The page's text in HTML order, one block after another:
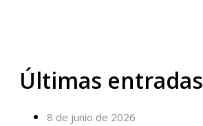
Últimas entradas
8 de junio de 2026